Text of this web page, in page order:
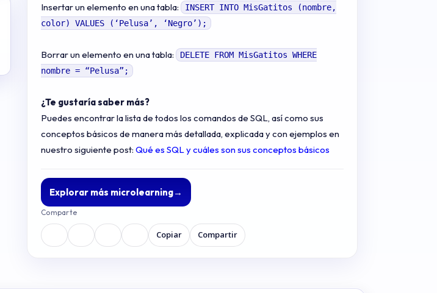
Insertar un elemento en una tabla: INSERT INTO MisGatitos (nombre,
color) VALUES (‘Pelusa’, ‘Negro’);
Borrar un elemento en una tabla: DELETE FROM MisGatitos WHERE
nombre = “Pelusa”;
¿Te gustaría saber más?
Puedes encontrar la lista de todos los comandos de SQL, así como sus
conceptos básicos de manera más detallada, explicada y con ejemplos en
nuestro siguiente post:Qué es SQL y cuáles son sus conceptos básicos
Explorar más microlearning→
Comparte
Copiar Compartir